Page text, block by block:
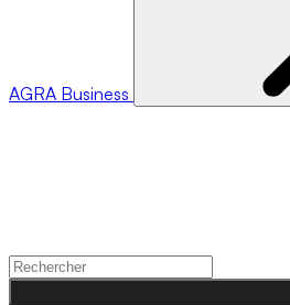
AGRA Business